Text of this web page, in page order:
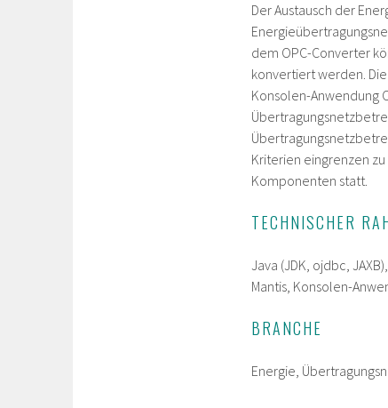
Der Austausch der
dem OPC-Converter
konvertiert werden.
Konsolen-Anwendung
Kriterien eingrenzen
Komponenten statt.
TECHNISCHER
Java (JDK, ojdbc,
Mantis, Konsolen-
BRANCHE
Energie,